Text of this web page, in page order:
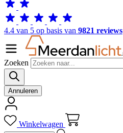
4.4 van 5 op basis van 9821 reviews
Zoeken
Annuleren
Winkelwagen